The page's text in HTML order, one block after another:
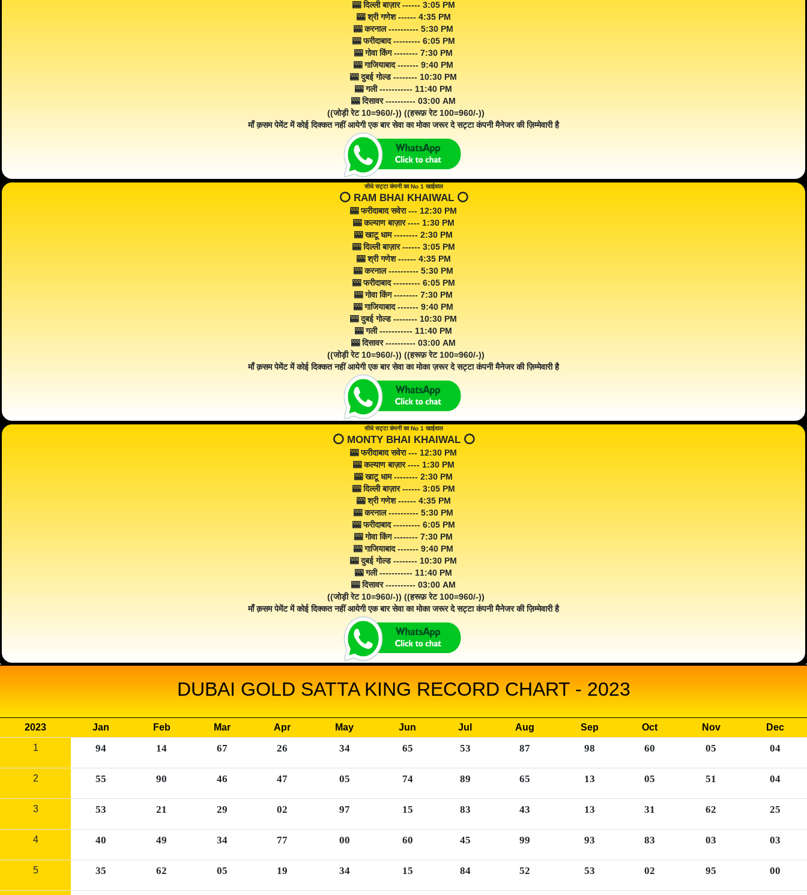
🎰 दिल्ली बाज़ार ------ 3:05 PM
🎰 श्री गणेश ------ 4:35 PM
🎰 करनाल ---------- 5:30 PM
🎰 फरीदाबाद --------- 6:05 PM
🎰 गोवा किंग -------- 7:30 PM
🎰 गाजियाबाद ------- 9:40 PM
🎰 दुबई गोल्ड -------- 10:30 PM
🎰 गली ----------- 11:40 PM
🎰 दिसावर ---------- 03:00 AM
((जोड़ी रेट 10=960/-)) ((हरूफ़ रेट 100=960/-))
माँ क़सम पेमेंट में कोई दिक्कत नहीं आयेगी एक बार सेवा का मोका जरूर दे सट्टा कंपनी मैनेजर की ज़िम्मेवारी है
सीधे सट्टा कंपनी का No 1 खाईवाल
⭕️ RAM BHAI KHAIWAL ⭕️
🎰 फरीदाबाद सवेरा --- 12:30 PM
🎰 कल्याण बाज़ार ---- 1:30 PM
🎰 खाटू धाम -------- 2:30 PM
🎰 दिल्ली बाज़ार ------ 3:05 PM
🎰 श्री गणेश ------ 4:35 PM
🎰 करनाल ---------- 5:30 PM
🎰 फरीदाबाद --------- 6:05 PM
🎰 गोवा किंग -------- 7:30 PM
🎰 गाजियाबाद ------- 9:40 PM
🎰 दुबई गोल्ड -------- 10:30 PM
🎰 गली ----------- 11:40 PM
🎰 दिसावर ---------- 03:00 AM
((जोड़ी रेट 10=960/-)) ((हरूफ़ रेट 100=960/-))
माँ क़सम पेमेंट में कोई दिक्कत नहीं आयेगी एक बार सेवा का मोका ज़रूर दे सट्टा कंपनी मैनेजर की ज़िम्मेवारी है
सीधे सट्टा कंपनी का No 1 खाईवाल
⭕️ MONTY BHAI KHAIWAL ⭕️
🎰 फरीदाबाद सवेरा --- 12:30 PM
🎰 कल्याण बाज़ार ---- 1:30 PM
🎰 खाटू धाम -------- 2:30 PM
🎰 दिल्ली बाज़ार ------ 3:05 PM
🎰 श्री गणेश ------ 4:35 PM
🎰 करनाल ---------- 5:30 PM
🎰 फरीदाबाद --------- 6:05 PM
🎰 गोवा किंग -------- 7:30 PM
🎰 गाजियाबाद ------- 9:40 PM
🎰 दुबई गोल्ड -------- 10:30 PM
🎰 गली ----------- 11:40 PM
🎰 दिसावर ---------- 03:00 AM
((जोड़ी रेट 10=960/-)) ((हरूफ़ रेट 100=960/-))
माँ क़सम पेमेंट में कोई दिक्कत नहीं आयेगी एक बार सेवा का मोका जरूर दे सट्टा कंपनी मैनेजर की ज़िम्मेवारी है
DUBAI GOLD SATTA KING RECORD CHART - 2023
2023 Jan Feb Mar Apr May Jun Jul Aug Sep Oct Nov
Dec
1
94 14 67 26 34 65 53 87 98 60 05 04
2 55 90 46 47 05 74 89 65 13 05 51 04
3 53 21 29 02 97 15 83 43 13 31 62 25
4 40 49 34 77 00 60 45 99 93 83 03 03
5 35 62 05 19 34 15 84 52 53 02 95 00